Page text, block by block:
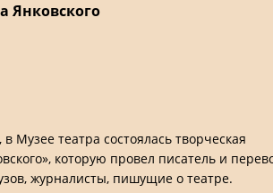
Янковского
Музее театра состоялась творческая
которую провел писатель и
журналисты, пишущие о театре.